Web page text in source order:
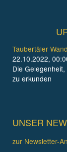
Taubertäler
22.10.2022,
Die
zu erkunden
UNSER
zur Newsletter-